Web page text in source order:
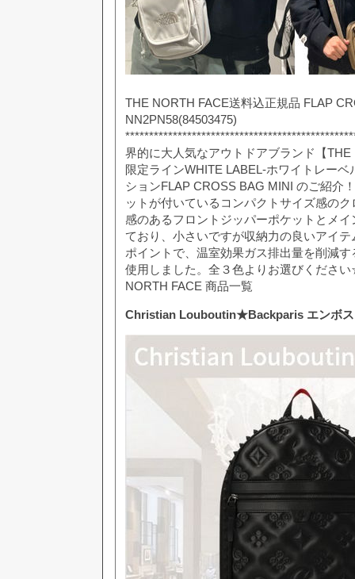
THE NORTH FACE送料込正規品 FLAP
NN2PN58(84503475)
界的に大人気なアウトドアブランド【
限定ラインWHITE LABEL-ホワイトレーベ
ションFLAP CROSS BAG MINI のご紹介
ットが付いているコンパクトサイズ感の
感のあるフロントジッパーポケットとメ
ており、小さいですが収納力の良いアイ
ポイントで、温室効果ガス排出量を削減
使用しました。全３色よりお選びくださ
NORTH FACE 商品一覧
Christian Louboutin★Backparis エンボス